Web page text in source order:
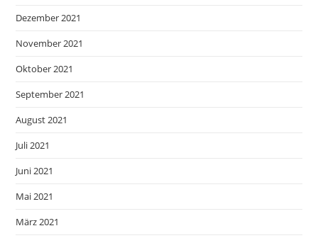
Dezember 2021
November 2021
Oktober 2021
September 2021
August 2021
Juli 2021
Juni 2021
Mai 2021
März 2021